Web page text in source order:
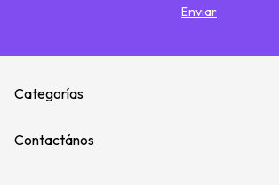
Categorías
Contactános